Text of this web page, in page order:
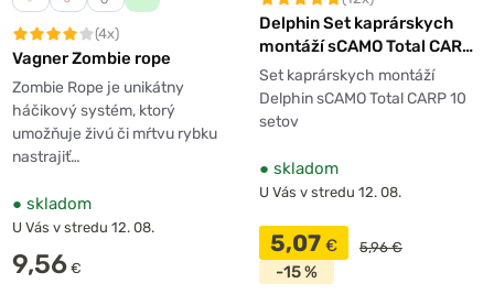
(4x)
Vagner Zombie rope
Zombie Rope je unikátny
háčikový systém, ktorý
umožňuje živú či mŕtvu rybku
nastrajiť…
● skladom
U Vás v stredu 12. 08.
9,56 €
Delphin Set kaprárskych
montáží sCAMO Total CARP
10 setov
Set kaprárskych montáží
Delphin sCAMO Total CARP 10
setov
● skladom
U Vás v stredu 12. 08.
5,07 € 5,96 €
-15 %